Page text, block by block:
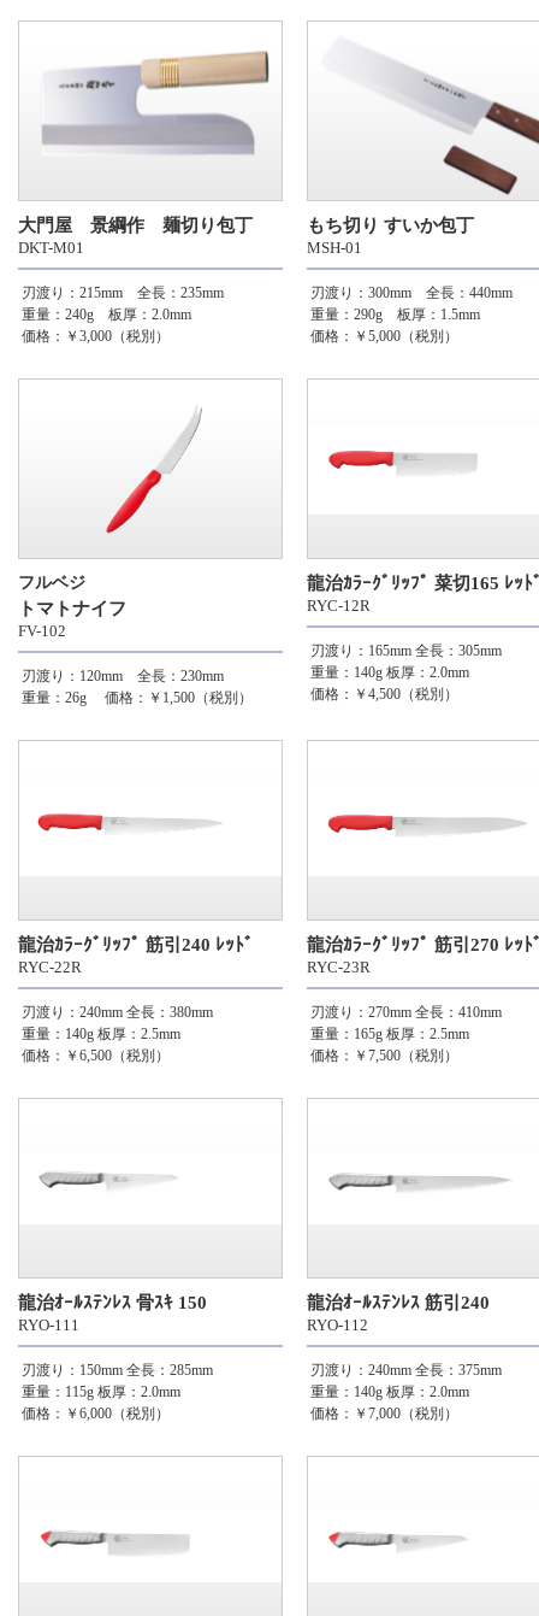
大門屋 景綱作 麺切り包丁
DKT-M01
刃渡り：215mm 全長：235mm
重量：240g 板厚：2.0mm
価格：￥3,000（税別）
もち切り すいか包丁
MSH-01
刃渡り：300mm 全長：440mm
重量：290g 板厚：1.5mm
価格：￥5,000（税別）
フルベジ
トマトナイフ
FV-102
刃渡り：120mm 全長：230mm
重量：26g 価格：￥1,500（税別）
龍治ｶﾗｰｸﾞﾘｯﾌﾟ 菜切165 ﾚｯﾄ
RYC-12R
刃渡り：165mm 全長：305mm
重量：140g 板厚：2.0mm
価格：￥4,500（税別）
龍治ｶﾗｰｸﾞﾘｯﾌﾟ 筋引240 ﾚｯﾄﾞ
RYC-22R
刃渡り：240mm 全長：380mm
重量：140g 板厚：2.5mm
価格：￥6,500（税別）
龍治ｶﾗｰｸﾞﾘｯﾌﾟ 筋引270 ﾚｯﾄ
RYC-23R
刃渡り：270mm 全長：410mm
重量：165g 板厚：2.5mm
価格：￥7,500（税別）
龍治ｵｰﾙｽﾃﾝﾚｽ 骨ｽｷ 150
RYO-111
刃渡り：150mm 全長：285mm
重量：115g 板厚：2.0mm
価格：￥6,000（税別）
龍治ｵｰﾙｽﾃﾝﾚｽ 筋引240
RYO-112
刃渡り：240mm 全長：375mm
重量：140g 板厚：2.0mm
価格：￥7,000（税別）